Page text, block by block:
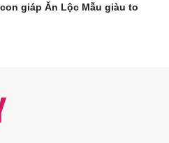
giáp Ăn Lộc Mẫu giàu to